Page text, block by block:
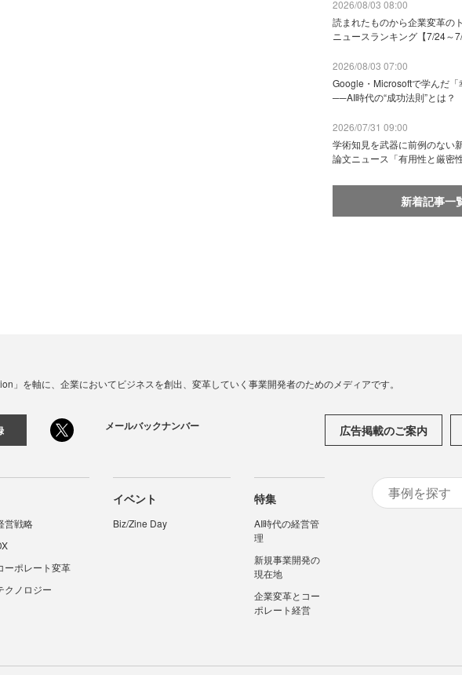
2026/08/03 08:00
読まれたものから企業変革の
ニュースランキング【7/24～7/
2026/08/03 07:00
Google・Microsoftで学んだ
──AI時代の“成功法則”とは？
2026/07/31 09:00
学術知見を武器に前例のない
論文ニュース「有用性と厳密
新着記事一
」を軸に、企業においてビジネスを創出、変革していく事業開発者のためのメディアです。
メールバックナンバー 広告掲載のご案内
営戦略
ーポレート変革
クノロジー
イベント
Biz/Zine Day
特集
AI時代の経営管
理
新規事業開発の
現在地
企業変革とコー
ポレート経営